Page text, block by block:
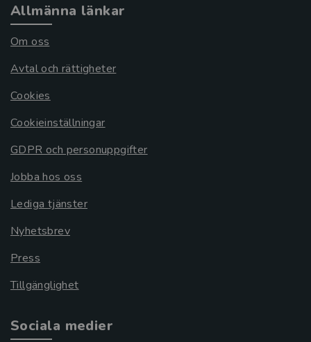
Allmänna länkar
Om oss
Avtal och rättigheter
Cookies
Cookieinställningar
GDPR och personuppgifter
Jobba hos oss
Lediga tjänster
Nyhetsbrev
Press
Tillgänglighet
Sociala medier